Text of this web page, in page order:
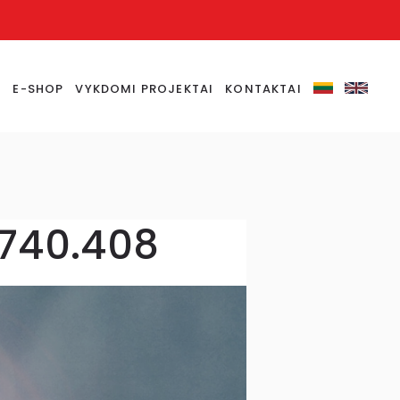
E-SHOP VYKDOMI PROJEKTAI KONTAKTAI